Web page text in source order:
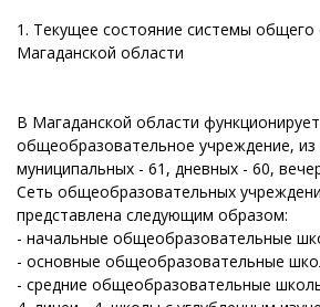
1. Текущее состояние системы общего
Магаданской области
В Магаданской области
общеобразовательное учреждение,
муниципальных - 61, дневных - 60,
Сеть общеобразовательных
представлена следующим образом:
- начальные общеобразовательные
- основные общеобразовательные
- средние общеобразовательные